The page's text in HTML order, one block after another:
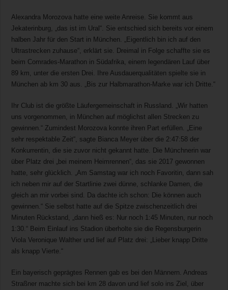
Alexandra Morozova hatte eine weite Anreise. Sie kommt aus
Jekaterinburg, „das ist im Ural“. Sie entschied sich bereits vor einem
halben Jahr für den Start in München. „Eigentlich bin ich auf den
Ultrastrecken zuhause“, erklärt sie. Dreimal in Folge schaffte sie es
beim Comrades-Marathon in Südafrika, einem legendären Lauf über
89 km, unter die ersten Drei. Ihre Ausdauerqualitäten spielte sie in
München ab km 30 aus. „Bis zur Halbmarathon-Marke war ich Dritte.“
Ihr Club ist die größte Läufergemeinschaft in Russland. „Wir hatten
uns vorgenommen, in München auf möglichst allen Strecken zu
gewinnen.“ Zumindest Morozova konnte ihren Part erfüllen. „Eine
sehr respektable Zeit“, sagte Bianca Meyer über die 2:47:58 der
Konkurrentin, die sie zuvor nicht gekannt hatte. Die Münchnerin war
über Platz drei „bei meinem Heimrennen“, das sie 2017 gewonnen
hatte, sehr glücklich. „Am Samstag war ich noch Favoritin, dann sah
ich neben mir auf der Startlinie zwei dünne, schlanke Damen, die
gleich an mir vorbei sind. Da dachte ich schon: Die können auch
gewinnen.“ Sie selbst hatte auf die Spitze zwischenzeitlich drei
Minuten Rückstand, „dann hieß es: Nur noch 1:45 Minuten, nur noch
1:30.“ Beim Einlauf ins Stadion überholte sie die Regensburgerin
Viola Veronique Walther und lief auf Platz drei: „Lieber knapp Dritte
als knapp Vierte.“
Ein bayerisch geprägtes Rennen gab es bei den Männern. Andreas
Straßner machte sich bei km 28 davon und lief solo ins Ziel, über